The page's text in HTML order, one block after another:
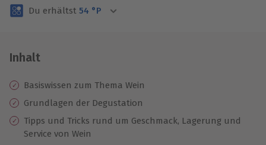
Volle Flexibilität
3 Jahre gültig & verlängerbar.
Du erhältst 54 °P
Inhalt
Basiswissen zum Thema Wein
Grundlagen der Degustation
Tipps und Tricks rund um Geschmack, Lagerung und
Service von Wein